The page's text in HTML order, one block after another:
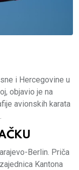
i Hercegovine u
objavio je na
avionskih karata
Berlin. Priča
Kantona